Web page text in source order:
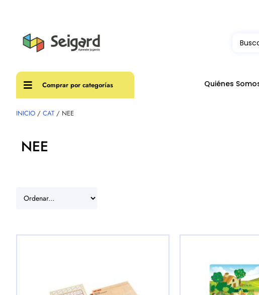
Comprar por categorías Quiénes
INICIO / CAT / NEE
NEE